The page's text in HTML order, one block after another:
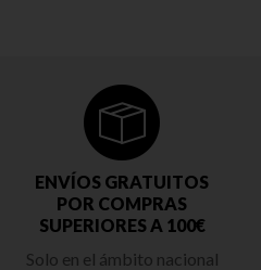
ENVÍOS GRATUITOS
POR COMPRAS
SUPERIORES A 100€
Solo en el ámbito nacional